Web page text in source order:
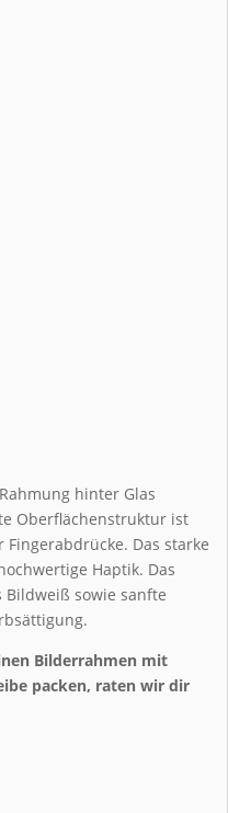
hinter Glas
Oberflächenstruktur ist
Das starke
Haptik. Das
sowie sanfte
Bilderrahmen mit
packen, raten wir dir